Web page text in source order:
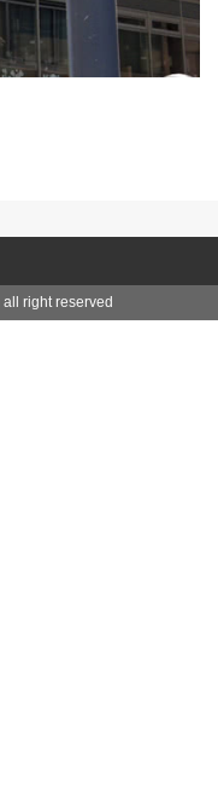
all right reserved